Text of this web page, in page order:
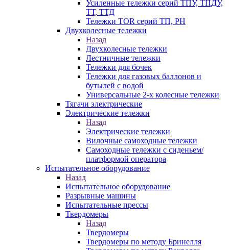
Усиленные тележки серий ТПУ, ТПДУ,
ТТ, ТТД
Тележки TOR серий ТП, PH
Двухколесные тележки
Назад
Двухколесные тележки
Лестничные тележки
Тележки для бочек
Тележки для газовых баллонов и
бутылей с водой
Универсальные 2-х колесные тележки
Тягачи электрические
Электрические тележки
Назад
Электрические тележки
Вилочные самоходные тележки
Самоходные тележки с сиденьем/
платформой оператора
Испытательное оборудование
Назад
Испытательное оборудование
Разрывные машины
Испытательные прессы
Твердомеры
Назад
Твердомеры
Твердомеры по методу Бринелля